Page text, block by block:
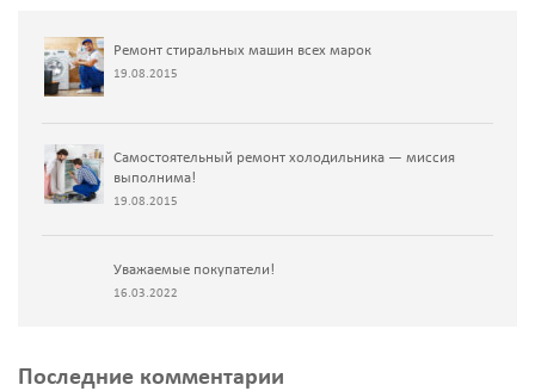
Ремонт стиральных машин всех марок
19.08.2015
Самостоятельный ремонт холодильника — миссия
выполнима!
19.08.2015
Уважаемые покупатели!
16.03.2022
Последние комментарии